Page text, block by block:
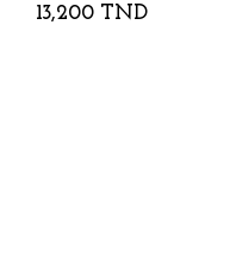
13,200 TND